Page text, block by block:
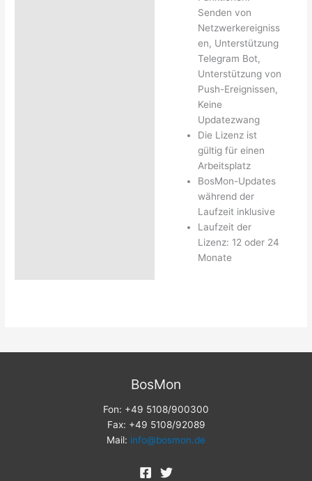
Senden von
Netzwerkereigniss
en, Unterstützung
Telegram Bot,
Unterstützung von
Push-Ereignissen,
Keine
Updatezwang
Die Lizenz ist
gültig für einen
Arbeitsplatz
BosMon-Updates
während der
Laufzeit inklusive
Laufzeit der
Lizenz: 12 oder 24
Monate
BosMon
Fon: +49 5108/900300
Fax: +49 5108/92089
Mail: info@bosmon.de